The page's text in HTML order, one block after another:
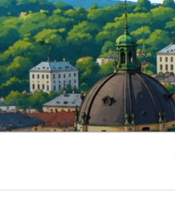
Перейти
до
вмісту